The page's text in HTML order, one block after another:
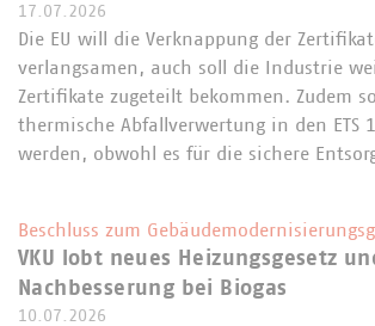
17.07.2026
Die EU will die Verknappung der
verlangsamen, auch soll die Industrie
Zertifikate zugeteilt bekommen. Zudem
thermische Abfallverwertung in den ETS
werden, obwohl es für die sichere
Beschluss zum
VKU lobt neues Heizungsgesetz
Nachbesserung bei Biogas
10.07.2026